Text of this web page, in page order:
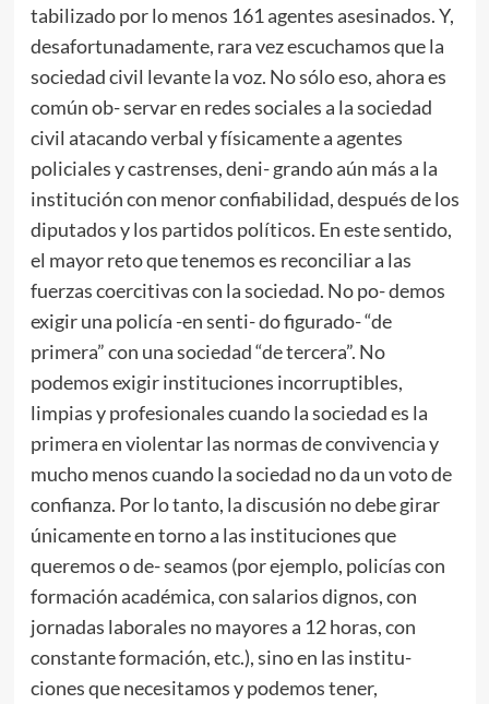
tabilizado por lo menos 161 agentes asesinados. Y,
desafortunadamente, rara vez escuchamos que la
sociedad civil levante la voz. No sólo eso, ahora es
común ob- servar en redes sociales a la sociedad
civil atacando verbal y físicamente a agentes
policiales y castrenses, deni- grando aún más a la
institución con menor confiabilidad, después de los
diputados y los partidos políticos. En este sentido,
el mayor reto que tenemos es reconciliar a las
fuerzas coercitivas con la sociedad. No po- demos
exigir una policía -en senti- do figurado- “de
primera” con una sociedad “de tercera”. No
podemos exigir instituciones incorruptibles,
limpias y profesionales cuando la sociedad es la
primera en violentar las normas de convivencia y
mucho menos cuando la sociedad no da un voto de
confianza. Por lo tanto, la discusión no debe girar
únicamente en torno a las instituciones que
queremos o de- seamos (por ejemplo, policías con
formación académica, con salarios dignos, con
jornadas laborales no mayores a 12 horas, con
constante formación, etc.), sino en las institu-
ciones que necesitamos y podemos tener,